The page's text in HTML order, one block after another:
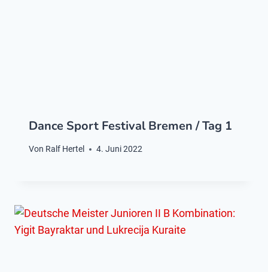
Dance Sport Festival Bremen / Tag 1
Von Ralf Hertel 4. Juni 2022